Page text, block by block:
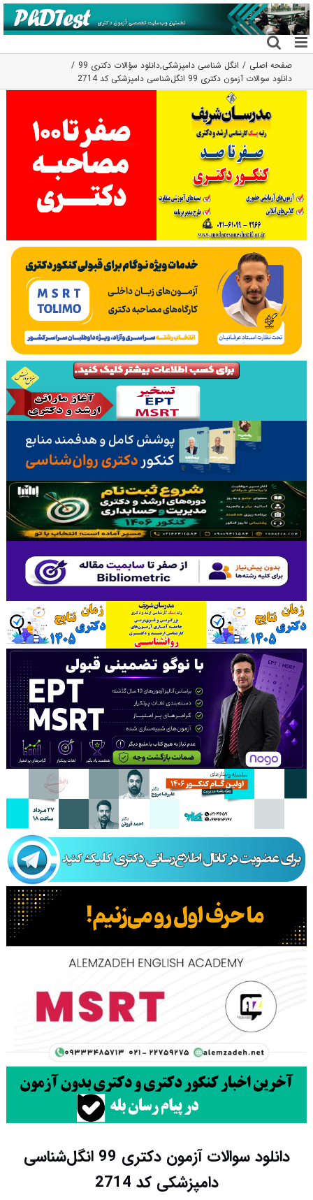
رفتن
به
محتوا
صفحه اصلی انگل شناسی دامپزشکی,دانلود سؤالات دکتری 99
دانلود سوالات آزمون دکتری 99 انگل‌شناسی دامپزشکی کد 2714
دانلود سوالات آزمون دکتری 99 انگل‌شناسی
دامپزشکی کد 2714